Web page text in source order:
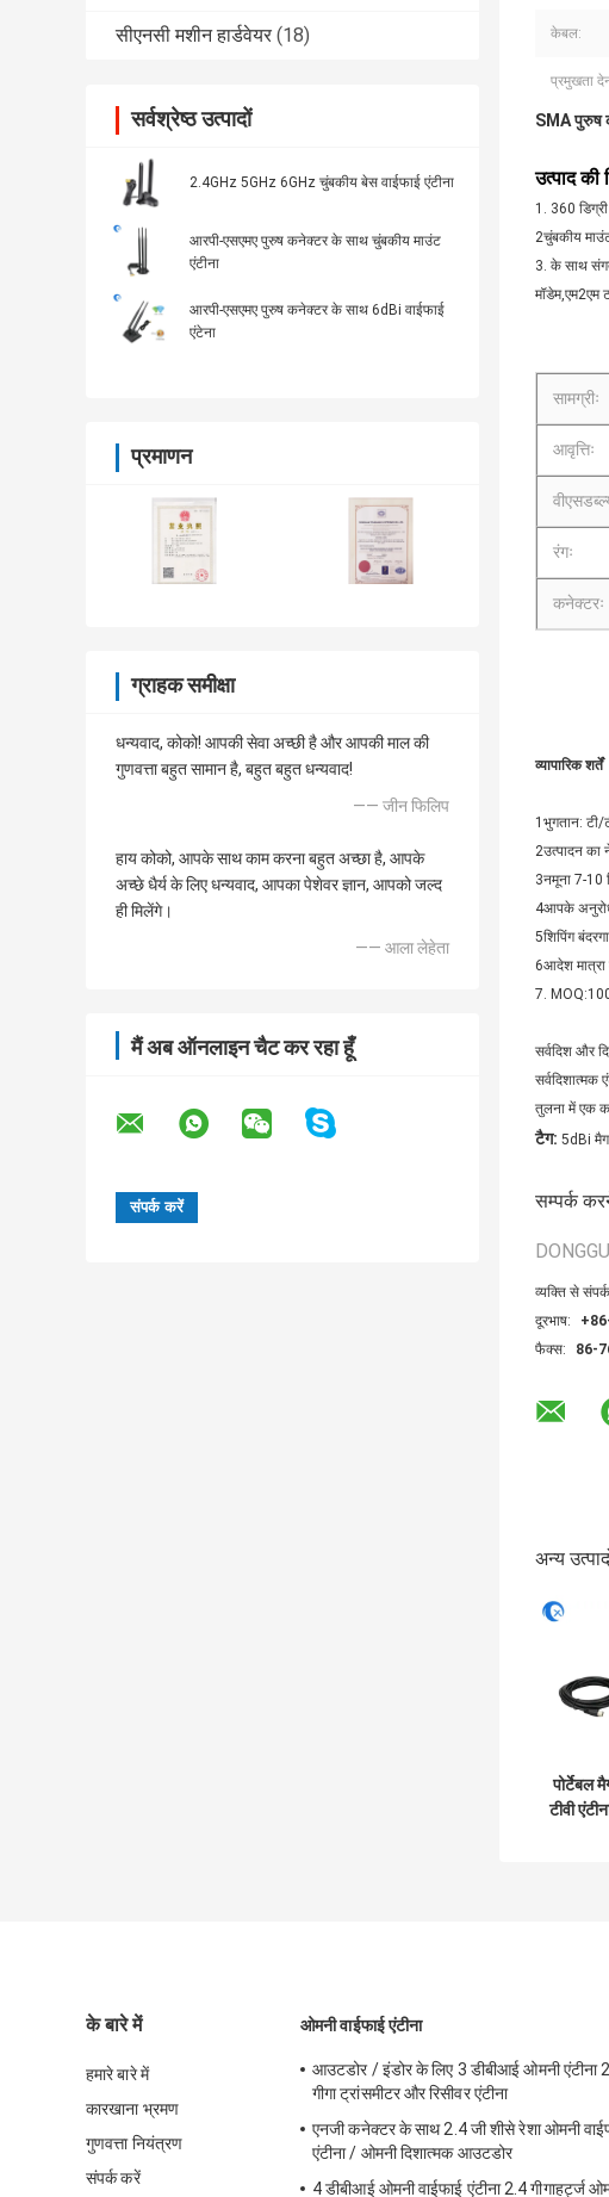
सीएनसी मशीन हार्डवेयर (18)
सर्वश्रेष्ठ उत्पादों
2.4GHz 5GHz 6GHz चुंबकीय बेस वाईफाई एंटीना
आरपी-एसएमए पुरुष कनेक्टर के साथ चुंबकीय माउंट
एंटीना
आरपी-एसएमए पुरुष कनेक्टर के साथ 6dBi वाईफाई
एंटेना
प्रमाणन
ग्राहक समीक्षा
धन्यवाद, कोको! आपकी सेवा अच्छी है और आपकी माल की
गुणवत्ता बहुत सामान है, बहुत बहुत धन्यवाद!
—— जीन फिलिप
हाय कोको, आपके साथ काम करना बहुत अच्छा है, आपके
अच्छे धैर्य के लिए धन्यवाद, आपका पेशेवर ज्ञान, आपको जल्द
ही मिलेंगे।
—— आला लेहेता
मैं अब ऑनलाइन चैट कर रहा हूँ
केबल:
प्रमुखता
SMA पुरुष
उत्पाद की
1. 360
2चुंबकीय
3. के साथ
मॉडेम,एम2एम
सामग्रीः
आवृत्तिः
रंगः
कनेक्टरः
व्यापारिक शर्तें
1भुगतान: टी/
2उत्पादन का
3नमूना 7-10
4आपके
5शिपिंग
6आदेश मात्रा
7.
सर्वदिश और
तुलना में एक
टैग: 5dBi मैग
सम्पर्क
व्यक्ति से
दूरभाष:
फैक्स:
86-
अन्य
पोर्टेबल
टीवी
के बारे में
हमारे बारे में
कारखाना भ्रमण
गुणवत्ता नियंत्रण
संपर्क करें
ओमनी वाईफाई एंटीना
आउटडोर / इंडोर के लिए 3 डीबीआई ओमनी एंटीना
गीगा ट्रांसमीटर और रिसीवर एंटीना
एनजी कनेक्टर के साथ 2.4 जी शीसे रेशा ओमनी
एंटीना / ओमनी दिशात्मक आउटडोर
4 डीबीआई ओमनी वाईफाई एंटीना 2.4 गीगाहर्ट्ज